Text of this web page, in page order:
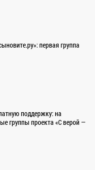
первая группа
поддержку: на
группы проекта «С верой —